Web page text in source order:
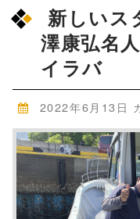
新しい
澤康弘名
イラバ
2022年6月13日